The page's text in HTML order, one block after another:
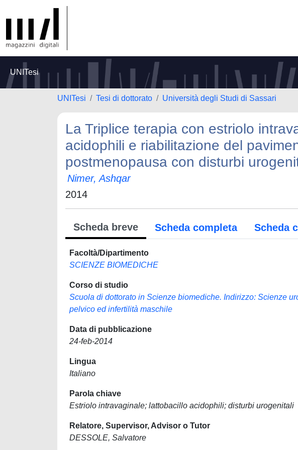
UNITesi
UNITesi Tesi di dottorato Università degli Studi di Sassari
La Triplice terapia con estriolo
acidophili e riabilitazione del
postmenopausa con disturbi
Nimer, Ashqar
2014
Scheda breve Scheda completa Scheda
Facoltà/Dipartimento
SCIENZE BIOMEDICHE
Corso di studio
Scuola di dottorato in Scienze biomediche. Indirizzo: Scienze
pelvico ed infertilità maschile
Data di pubblicazione
24-feb-2014
Lingua
Italiano
Parola chiave
Estriolo intravaginale; lattobacillo acidophili; disturbi urogenitali
Relatore, Supervisor, Advisor o Tutor
DESSOLE, Salvatore